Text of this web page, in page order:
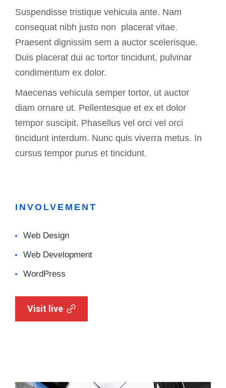
Suspendisse tristique vehicula ante. Nam
consequat nibh justo non placerat vitae.
Praesent dignissim sem a auctor scelerisque.
Duis placerat dui ac tortor tincidunt, pulvinar
condimentum ex dolor.
Maecenas vehicula semper tortor, ut auctor
diam ornare ut. Pellentesque et ex et dolor
tempor suscipit. Phasellus vel orci vel orci
tincidunt interdum. Nunc quis viverra metus. In
cursus tempor purus et tincidunt.
INVOLVEMENT
Web Design
Web Development
WordPress
Visit live